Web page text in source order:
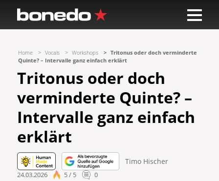
Home Vocals Workshops
Tritonus oder doch verminderte
Quinte? – Intervalle ganz einfach erklärt
Tritonus oder doch
verminderte Quinte? –
Intervalle ganz einfach
erklärt
Timo Hischer
24.03.2026 5 / 5 0